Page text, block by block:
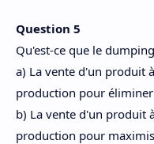
Question 5
Qu'est-ce que le
a) La vente d'un produit
production pour
b) La vente d'un produit
production pour